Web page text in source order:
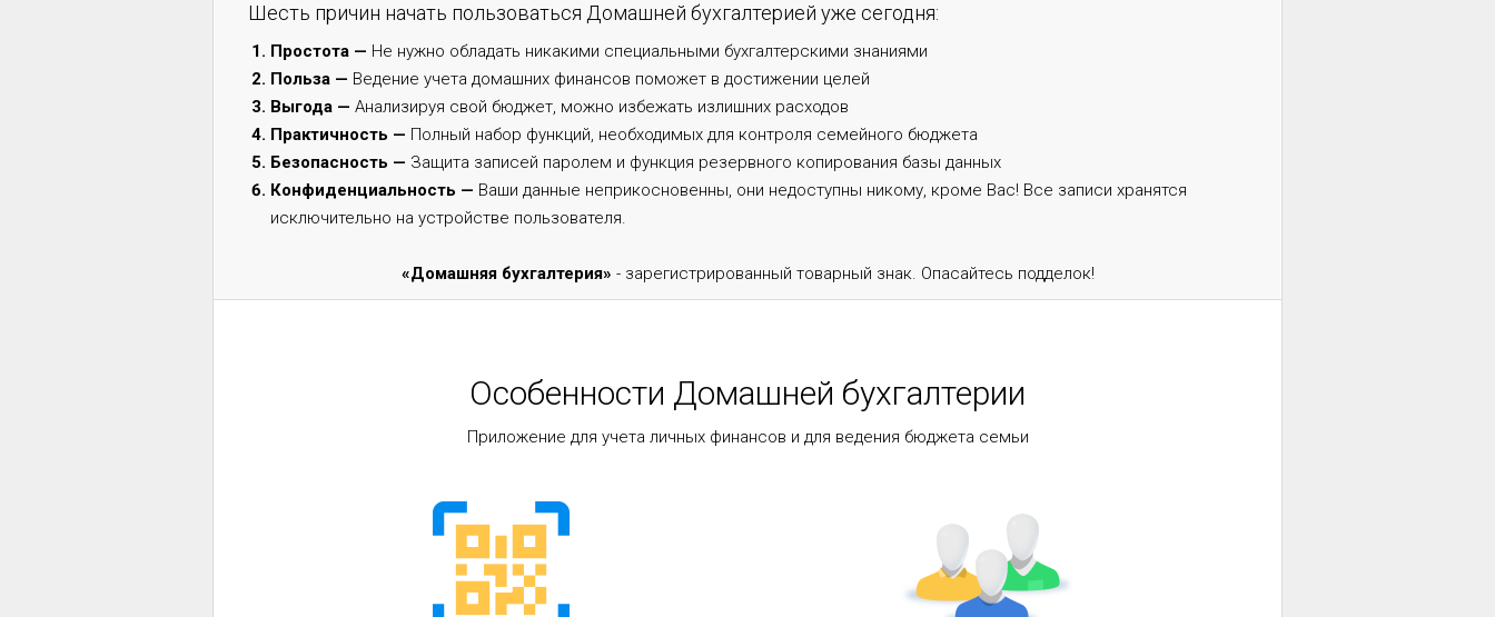
Шесть причин начать пользоваться Домашней бухгалтерией уже сегодня:
Простота — Не нужно обладать никакими специальными бухгалтерскими знаниями
Польза — Ведение учета домашних финансов поможет в достижении целей
Выгода — Анализируя свой бюджет, можно избежать излишних расходов
Практичность — Полный набор функций, необходимых для контроля семейного бюджета
Безопасность — Защита записей паролем и функция резервного копирования базы данных
Конфиденциальность — Ваши данные неприкосновенны, они недоступны никому, кроме Вас! Все записи хранятся
исключительно на устройстве пользователя.
«Домашняя бухгалтерия» - зарегистрированный товарный знак. Опасайтесь подделок!
Особенности Домашней бухгалтерии
Приложение для учета личных финансов и для ведения бюджета семьи